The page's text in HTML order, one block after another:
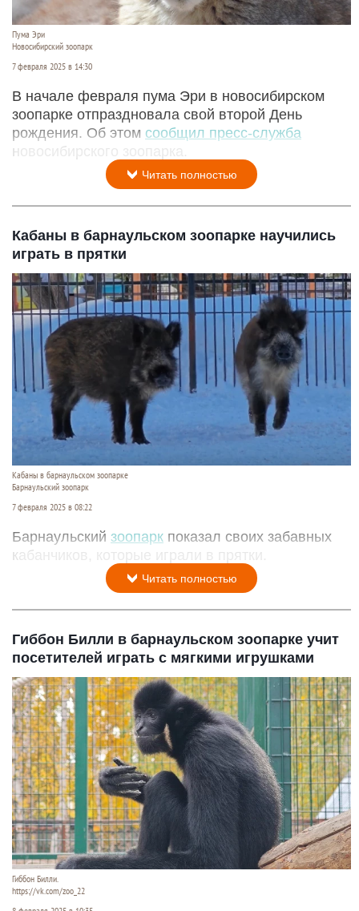
Пума Эри
Новосибирский зоопарк
7 февраля 2025 в 14:30
В начале февраля пума Эри в новосибирском
зоопарке отпраздновала свой второй День
рождения. Об этом сообщил пресс-служба
новосибирского зоопарка.
Читать полностью
Кабаны в барнаульском зоопарке научились
играть в прятки
Кабаны в барнаульском зоопарке
Барнаульский зоопарк
7 февраля 2025 в 08:22
Барнаульский зоопарк показал своих забавных
кабанчиков, которые играли в прятки.
Читать полностью
Гиббон Билли в барнаульском зоопарке учит
посетителей играть с мягкими игрушками
Гиббон Билли.
https://vk.com/zoo_22